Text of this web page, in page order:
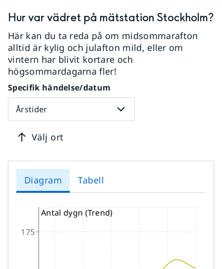
Hur var vädret på mätstation Stockholm?
Här kan du ta reda på om midsommarafton
alltid är kylig och julafton mild, eller om
vintern har blivit kortare och
högsommardagarna fler!
Specifik händelse/datum
Årstider
Välj ort
Diagram Tabell
175
Antal dygn (Trend)